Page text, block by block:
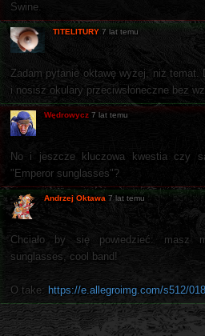
Swine.
TITELITURY 7 lat temu
Zadam pytanie oktawę wyżej, niż temat.
i nosisz okulary przeciwsłoneczne bez
Wędrowycz 7 lat temu
No i jeszcze kluczowa kwestia czy
"Emperor sunglasses"?
Andrzej Oktawa 7 lat temu
Chciało by się powiedzieć: masz
sunglasses, cool band!
O take: https://e.allegroimg.com/s512/